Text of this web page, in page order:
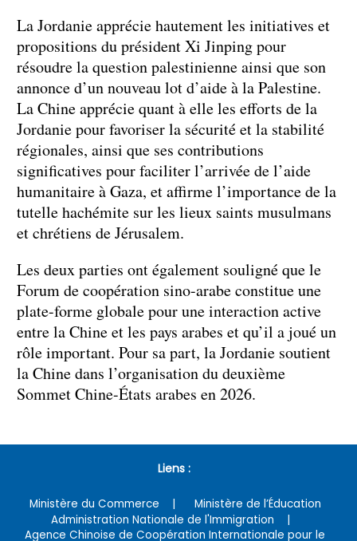
La Jordanie apprécie hautement les initiatives et
propositions du président Xi Jinping pour
résoudre la question palestinienne ainsi que son
annonce d’un nouveau lot d’aide à la Palestine.
La Chine apprécie quant à elle les efforts de la
Jordanie pour favoriser la sécurité et la stabilité
régionales, ainsi que ses contributions
significatives pour faciliter l’arrivée de l’aide
humanitaire à Gaza, et affirme l’importance de la
tutelle hachémite sur les lieux saints musulmans
et chrétiens de Jérusalem.
Les deux parties ont également souligné que le
Forum de coopération sino-arabe constitue une
plate-forme globale pour une interaction active
entre la Chine et les pays arabes et qu’il a joué un
rôle important. Pour sa part, la Jordanie soutient
la Chine dans l’organisation du deuxième
Sommet Chine-États arabes en 2026.
Liens :
Ministère du Commerce
Ministère de l’Éducation
Administration Nationale de l'Immigration
Agence Chinoise de Coopération Internationale pour le